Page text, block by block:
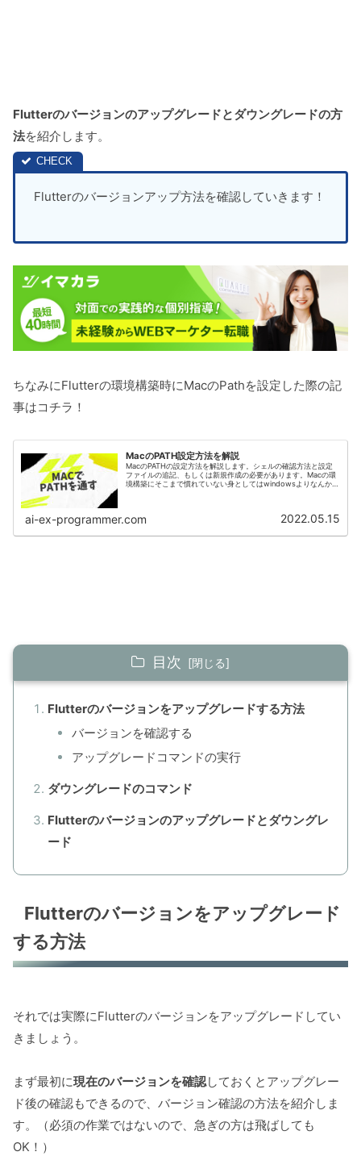
Flutterのバージョンのアップグレードとダウングレードの方
法を紹介します。
Flutterのバージョンアップ方法を確認していきます！
ちなみにFlutterの環境構築時にMacのPathを設定した際の記
事はコチラ！
MacのPATH設定方法を解説
MacのPATHの設定方法を解説します。シェルの確認方法と設定
ファイルの追記、もしくは新規作成の必要があります。Macの環
境構築にそこまで慣れていない身としてはwindowsよりなんか面
ai-ex-programmer.com 2022.05.15
目次
Flutterのバージョンをアップグレードする方法
バージョンを確認する
アップグレードコマンドの実行
ダウングレードのコマンド
Flutterのバージョンのアップグレードとダウングレ
ード
Flutterのバージョンをアップグレード
する方法
それでは実際にFlutterのバージョンをアップグレードしてい
きましょう。
まず最初に現在のバージョンを確認しておくとアップグレー
ド後の確認もできるので、バージョン確認の方法を紹介しま
す。（必須の作業ではないので、急ぎの方は飛ばしても
OK！）